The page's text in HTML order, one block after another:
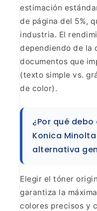
estimación
de página del 5%,
industria. El
dependiendo de la
documentos que
(texto simple vs.
de color).
¿Por qué debo
Konica
alternativa
Elegir el tóner
garantiza la
colores precisos y